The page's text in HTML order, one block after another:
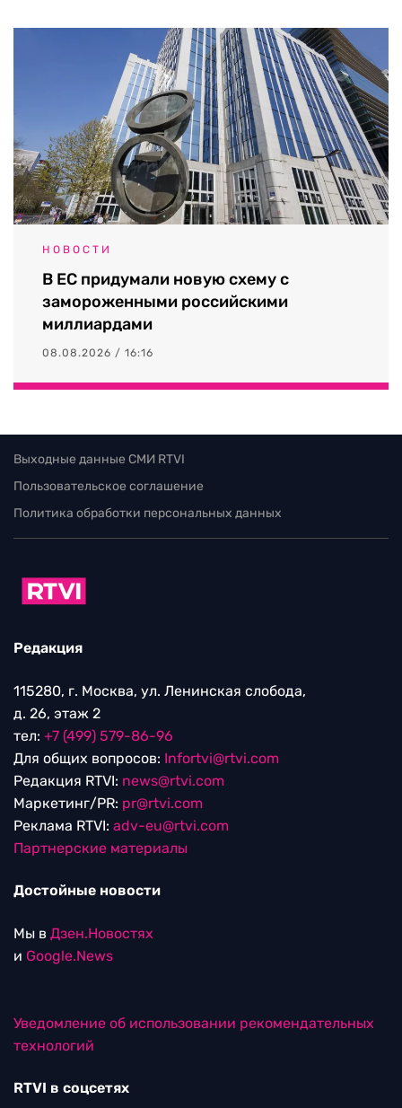
НОВОСТИ
В ЕС придумали новую схему с
замороженными российскими
миллиардами
08.08.2026 / 16:16
Выходные данные СМИ RTVI
Пользовательское соглашение
Политика обработки персональных данных
Редакция
115280, г. Москва, ул. Ленинская слобода,
д. 26, этаж 2
тел: +7 (499) 579-86-96
Для общих вопросов: Infortvi@rtvi.com
Редакция RTVI: news@rtvi.com
Маркетинг/PR: pr@rtvi.com
Реклама RTVI: adv-eu@rtvi.com
Партнерские материалы
Достойные новости
Мы в Дзен.Новостях
и Google.News
Уведомление об использовании рекомендательных
технологий
RTVI в соцсетях